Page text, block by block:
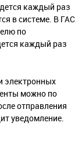
каждый раз
в системе. В ГАС
по
каждый раз
электронных
можно по
отправления
уведомление.